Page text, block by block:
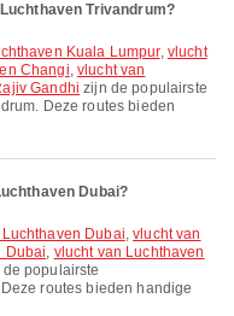
Trivandrum?
Kuala Lumpur, vlucht
Changi,vlucht van
Gandhi zijn de populairste
Deze routes bieden
Dubai?
Luchthaven Dubai,vlucht van
Dubai, vlucht van Luchthaven
populairste
routes bieden handige